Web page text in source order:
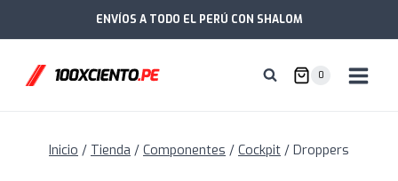
al
ENVÍOS A TODO EL PERÚ CON SHALOM
0
Inicio / Tienda / Componentes / Cockpit / Droppers